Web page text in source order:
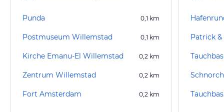
Punda 0,1 km
Postmuseum Willemstad 0,1 km
Kirche Emanu-El Willemstad 0,2 km
Zentrum Willemstad 0,2 km
Fort Amsterdam 0,2 km
Patrick &